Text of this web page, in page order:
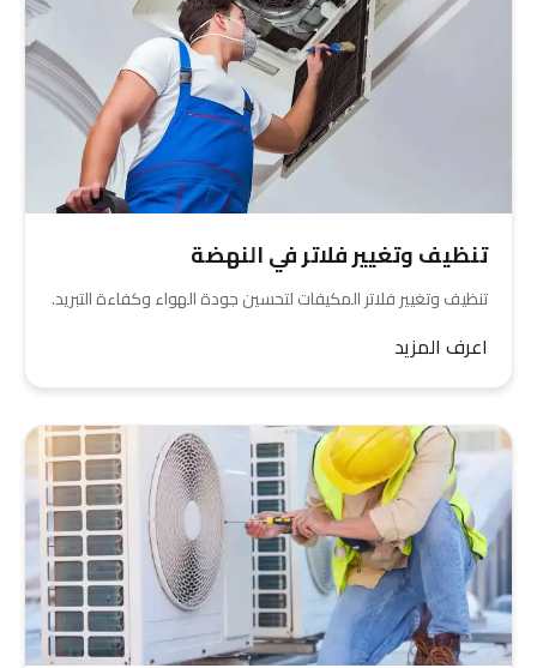
تنظيف وتغيير فلاتر في النهضة
تنظيف وتغيير فلاتر المكيفات لتحسين جودة الهواء وكفاءة التبريد.
اعرف المزيد